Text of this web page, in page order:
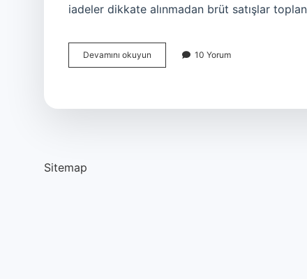
iadeler dikkate alınmadan brüt satışlar
Devamını okuyun
Nasıl
10 Yorum
Sitemap